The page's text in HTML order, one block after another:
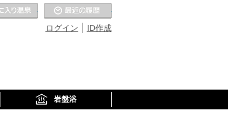
ID作成
ログイン
お気に入りの温泉
岩盤浴